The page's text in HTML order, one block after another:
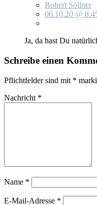
Robert Söllner
06.10.20 @
Ja, da hast Du
Schreibe einen
Pflichtfelder sind mit *
Nachricht *
Name *
E-Mail-Adresse *